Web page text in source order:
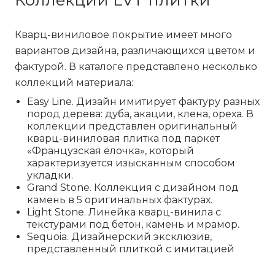
Кварц-виниловое покрытие имеет много
вариантов дизайна, различающихся цветом и
фактурой. В каталоге представлено несколько
коллекций материала:
Easy Line. Дизайн имитирует фактуру разных
пород дерева: дуба, акации, клена, ореха. В
коллекции представлен оригинальный
кварц-виниловая плитка под паркет
«Французская ёлочка», который
характеризуется изысканным способом
укладки.
Grand Stone. Коллекция с дизайном под
камень в 5 оригинальных фактурах.
Light Stone. Линейка кварц-винила с
текстурами под бетон, камень и мрамор.
Sequoia. Дизайнерский эксклюзив,
представленный плиткой с имитацией